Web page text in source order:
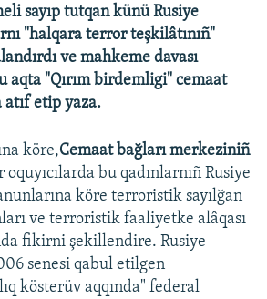
sayıp tutqan künü Rusiye
"halqara terror teşkilâtınıñ"
ve mahkeme davası
aqta "Qırım birdemligi" cemaat
atıf etip yaza.
köre,Cemaat bağları merkeziniñ
bu qadınlarnıñ Rusiye
köre terroristik sayılğan
ve terroristik faaliyetke alâqası
fikirni şekillendire. Rusiye
senesi qabul etilgen
kösterüv aqqında" federal